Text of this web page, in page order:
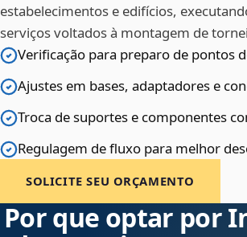
estabelecimentos e edifícios,
serviços voltados à montagem de
Verificação para preparo de pontos
Ajustes em bases, adaptadores e
Troca de suportes e componentes
Regulagem de fluxo para melhor
SOLICITE SEU ORÇAMENTO
Por que optar por